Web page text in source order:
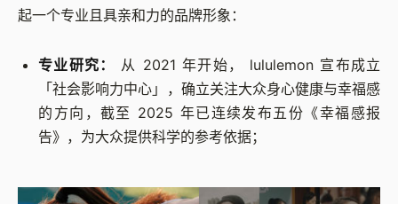
起一个专业且具亲和力的品牌形象：
专业研究：
从 2021 年开始， lululemon 宣布成立
「社会影响力中心」，确立关注大众身心健康与幸福感
的方向，截至 2025 年已连续发布五份《幸福感报
告》，为大众提供科学的参考依据；